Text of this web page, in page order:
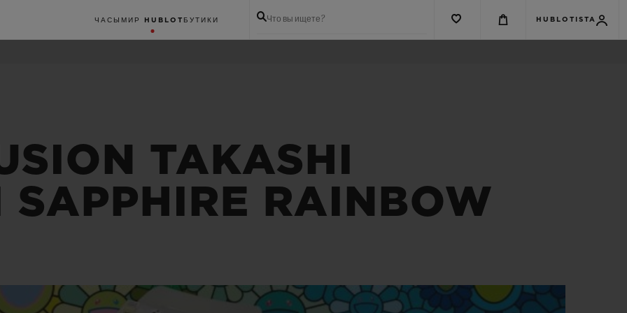
ЧАСЫ МИР HUBLOT БУТИКИ Что вы ищете? HUBLOTISTA
TAKASHI
SAPPHIRE RAINBOW